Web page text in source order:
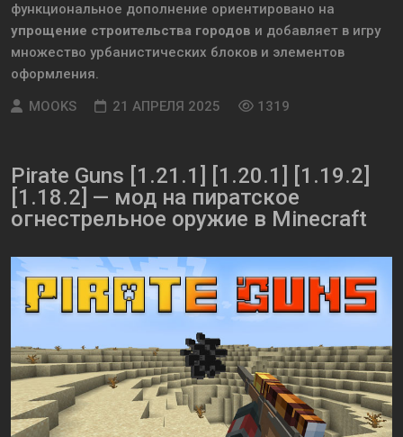
функциональное дополнение ориентировано на
упрощение строительства городов и добавляет в игру
множество урбанистических блоков и элементов
оформления.
MOOKS
21 АПРЕЛЯ 2025 1319
Pirate Guns [1.21.1] [1.20.1] [1.19.2]
[1.18.2] — мод на пиратское
огнестрельное оружие в Minecraft